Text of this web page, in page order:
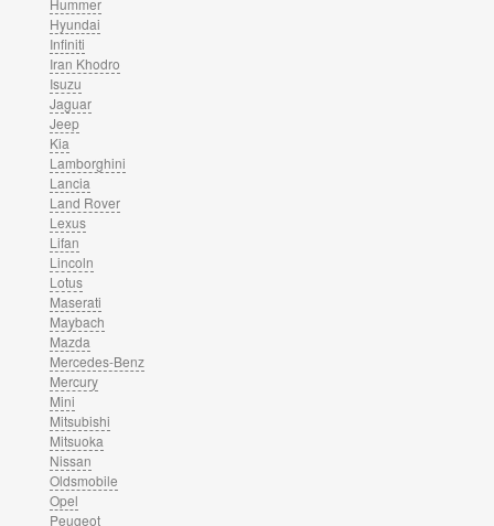
Hummer
Hyundai
Infiniti
Iran Khodro
Isuzu
Jaguar
Jeep
Kia
Lamborghini
Lancia
Land Rover
Lexus
Lifan
Lincoln
Lotus
Maserati
Maybach
Mazda
Mercedes-Benz
Mercury
Mini
Mitsubishi
Mitsuoka
Nissan
Oldsmobile
Opel
Peugeot